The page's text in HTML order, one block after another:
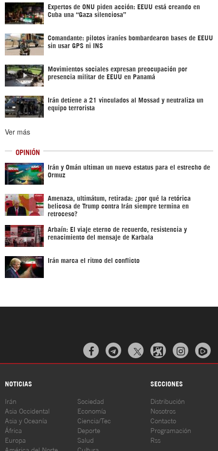
Expertos de ONU piden acción: EEUU está creando en
Cuba una “Gaza silenciosa”
Comandante: pilotos iraníes bombardearon bases de EEUU
sin usar GPS ni INS
Movimientos sociales expresan preocupación por
presencia militar de EEUU en Panamá
Irán detiene a 21 vinculados al Mossad y neutraliza un
equipo terrorista
Ver más
OPINIÓN
Irán y Omán ultiman un nuevo estatus para el estrecho de
Ormuz
Amenaza, ultimátum, retirada: ¿por qué la retórica
belicosa de Trump contra Irán siempre termina en
retroceso?
Arbaín: El viaje eterno de recuerdo, resistencia y
renacimiento del mensaje de Karbala
Irán marca el ritmo del conflicto
  
NOTICIAS SECCIONES
Irán
Asia Occidental
Asia y Oceanía
África
Europa
América del Norte
Sociedad
Economía
Ciencia/Tec
Deporte
Salud
Cultura
Distribución
Nosotros
Contacto
Programación
Rss